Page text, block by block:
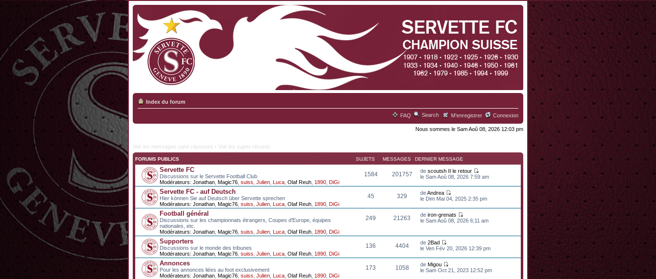
Index du forum
FAQ Search M’enregistrer Connexion
Nous sommes le Sam Aoû 08, 2026 12:03 pm
Voir les messages sans réponses • Voir les sujets récents
FORUMS PUBLICS SUJETS MESSAGES DERNIER MESSAGE
Servette FC
Discussions sur le Servette Football Club
Modérateurs: Jonathan Magic76 suiss Julien Luca Olaf Reuh 1890 DiGi
1584 201757 descoutsh II le retour
le Sam Aoû 08, 2026 7:59 am
Servette FC - auf Deutsch
Hier können Sie auf Deutsch über Servette sprechen
Modérateurs: Jonathan Magic76 suiss Julien Luca Olaf Reuh 1890 DiGi
45 329 deAndrea
le Dim Mai 04, 2025 2:35 pm
Football général
Discussions sur les championnats étrangers, Coupes d'Europe, équipes
nationales, etc.
Modérateurs: Jonathan Magic76 suiss Julien Luca Olaf Reuh 1890 DiGi
249 21263 deiron-grenats
le Sam Aoû 08, 2026 6:11 am
Supporters
Discussions sur le monde des tribunes
Modérateurs: Jonathan Magic76 suiss Julien Luca Olaf Reuh 1890 DiGi
136 4404 de2Bad
le Ven Fév 20, 2026 12:39 pm
Annonces
Pour les annonces liées au foot exclusivement
Modérateurs: Jonathan Magic76 suiss Julien Luca Olaf Reuh 1890 DiGi
173 1058 deMigou
le Sam Oct 21, 2023 12:52 pm